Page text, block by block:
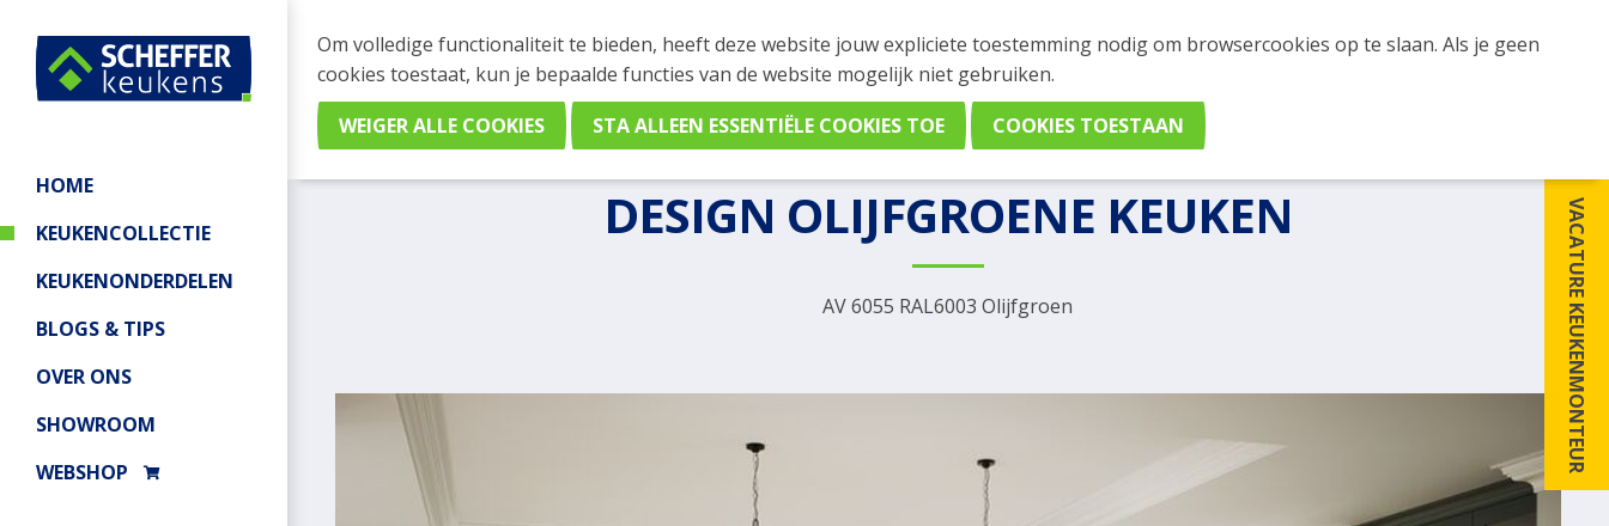
HOME
KEUKENCOLLECTIE
KEUKENONDERDELEN
BLOGS & TIPS
OVER ONS
SHOWROOM
WEBSHOP
VACATURE KEUKENMONTEUR
Home/ Keukencollectie /Design/AV 6055 RAL6003 Olijfgroen
Design keuken
DESIGN OLIJFGROENE KEUKEN
AV 6055 RAL6003 Olijfgroen
Om volledige functionaliteit te bieden, heeft deze website jouw expliciete toestemming nodig om browsercookies op te slaan. Als je geen
cookies toestaat, kun je bepaalde functies van de website mogelijk niet gebruiken.